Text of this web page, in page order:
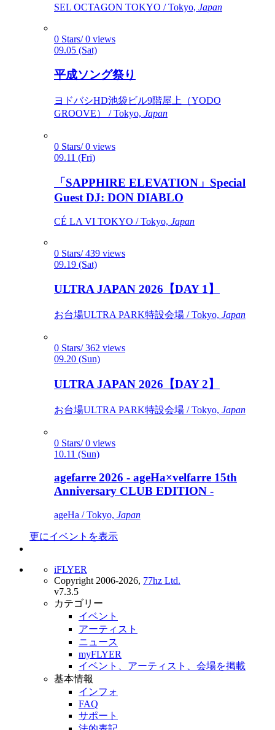
SEL OCTAGON TOKYO / Tokyo, Japan
0 Stars/ 0 views
09.05 (Sat)
平成ソング祭り
ヨドバシHD池袋ビル9階屋上（YODO
GROOVE） / Tokyo, Japan
0 Stars/ 0 views
09.11 (Fri)
「SAPPHIRE ELEVATION」Special
Guest DJ: DON DIABLO
CÉ LA VI TOKYO / Tokyo, Japan
0 Stars/ 439 views
09.19 (Sat)
ULTRA JAPAN 2026【DAY 1】
お台場ULTRA PARK特設会場 / Tokyo, Japan
0 Stars/ 362 views
09.20 (Sun)
ULTRA JAPAN 2026【DAY 2】
お台場ULTRA PARK特設会場 / Tokyo, Japan
0 Stars/ 0 views
10.11 (Sun)
agefarre 2026 - ageHa×velfarre 15th
Anniversary CLUB EDITION -
ageHa / Tokyo, Japan
更にイベントを表示
iFLYER
Copyright 2006-2026, 77hz Ltd.
v7.3.5
カテゴリー
イベント
アーティスト
ニュース
myFLYER
イベント、アーティスト、会場を掲載
基本情報
インフォ
FAQ
サポート